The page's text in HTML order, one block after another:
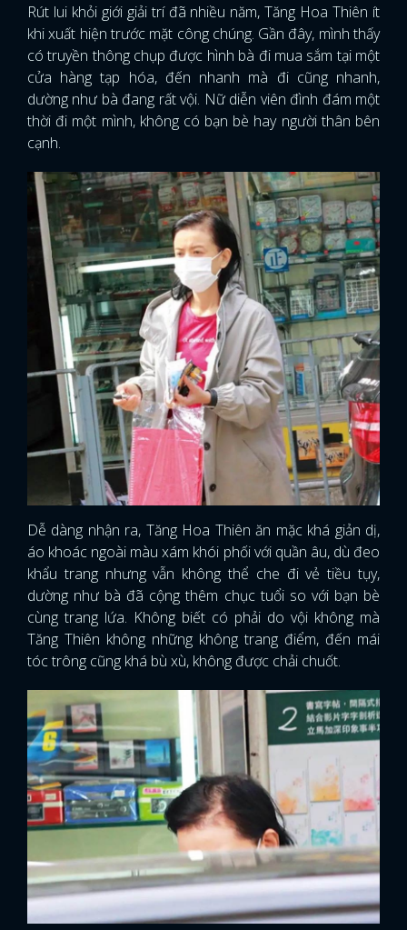
Rút lui khỏi giới giải trí đã nhiều năm, Tăng Hoa Thiên ít
khi xuất hiện trước mặt công chúng. Gần đây, mình thấy
có truyền thông chụp được hình bà đi mua sắm tại một
cửa hàng tạp hóa, đến nhanh mà đi cũng nhanh,
dường như bà đang rất vội. Nữ diễn viên đình đám một
thời đi một mình, không có bạn bè hay người thân bên
cạnh.
Dễ dàng nhận ra, Tăng Hoa Thiên ăn mặc khá giản dị,
áo khoác ngoài màu xám khói phối với quần âu, dù đeo
khẩu trang nhưng vẫn không thể che đi vẻ tiều tụy,
dường như bà đã cộng thêm chục tuổi so với bạn bè
cùng trang lứa. Không biết có phải do vội không mà
Tăng Thiên không những không trang điểm, đến mái
tóc trông cũng khá bù xù, không được chải chuốt.